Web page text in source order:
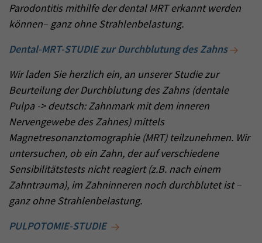
Parodontitis mithilfe der dental MRT erkannt werden
können– ganz ohne Strahlenbelastung.
Dental-MRT-STUDIE zur Durchblutung des Zahns
Wir laden Sie herzlich ein, an unserer Studie zur
Beurteilung der Durchblutung des Zahns (dentale
Pulpa -> deutsch: Zahnmark mit dem inneren
Nervengewebe des Zahnes) mittels
Magnetresonanztomographie (MRT) teilzunehmen. Wir
untersuchen, ob ein Zahn, der auf verschiedene
Sensibilitätstests nicht reagiert (z.B. nach einem
Zahntrauma), im Zahninneren noch durchblutet ist –
ganz ohne Strahlenbelastung.
PULPOTOMIE-STUDIE